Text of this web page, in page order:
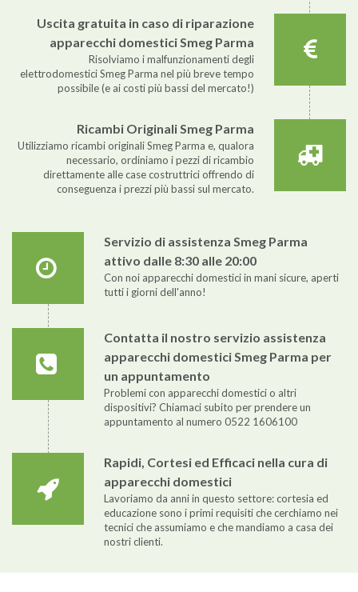
Uscita gratuita in caso di riparazione
apparecchi domestici Smeg Parma
Risolviamo i malfunzionamenti degli
elettrodomestici Smeg Parma nel più breve tempo
possibile (e ai costi più bassi del mercato!)
Ricambi Originali Smeg Parma
Utilizziamo ricambi originali Smeg Parma e, qualora
necessario, ordiniamo i pezzi di ricambio
direttamente alle case costruttrici offrendo di
conseguenza i prezzi più bassi sul mercato.
Servizio di assistenza Smeg Parma
attivo dalle 8:30 alle 20:00
Con noi apparecchi domestici in mani sicure, aperti
tutti i giorni dell'anno!
Contatta il nostro servizio assistenza
apparecchi domestici Smeg Parma per
un appuntamento
Problemi con apparecchi domestici o altri
dispositivi? Chiamaci subito per prendere un
appuntamento al numero 0522 1606100
Rapidi, Cortesi ed Efficaci nella cura di
apparecchi domestici
Lavoriamo da anni in questo settore: cortesia ed
educazione sono i primi requisiti che cerchiamo nei
tecnici che assumiamo e che mandiamo a casa dei
nostri clienti.